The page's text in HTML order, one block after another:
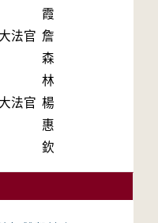
霞
大法官 詹
森
林
大法官 楊
惠
欽